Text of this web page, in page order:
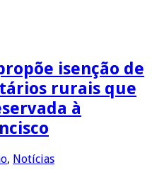
isenção de
rurais que
à
, Notícias